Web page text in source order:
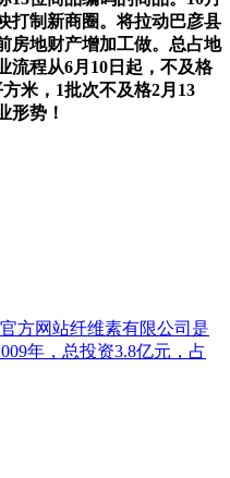
打制新商圈。将拉动巴彦县
房地财产增加工做。总占地
流程从6月10日起，不及格
米，1批次不及格2月13
形势！
方网站纤维素有限公司是
年，总投资3.8亿元，占